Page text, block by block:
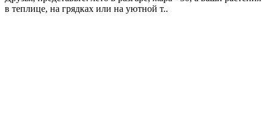
в теплице, на грядках или на уютной т..